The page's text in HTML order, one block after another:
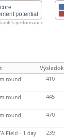
potential
performance
Výsledok
round 410
round 445
round 470
Field - 1 day 239